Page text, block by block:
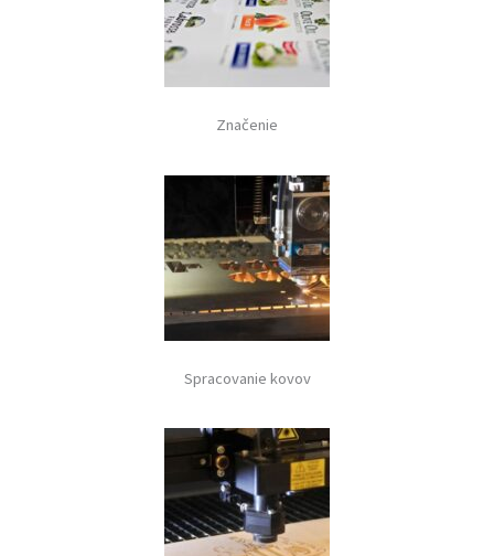
Značenie
Spracovanie kovov